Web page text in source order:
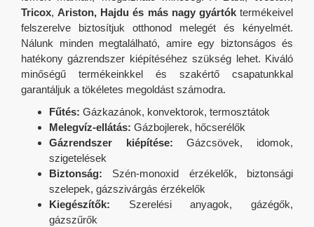
Tricox, Ariston, Hajdu és más nagy gyártóktermékeivel
felszerelve biztosítjuk otthonod melegét és kényelmét.
Nálunk minden megtalálható, amire egy biztonságos és
hatékony gázrendszer kiépítéséhez szükség lehet. Kiváló
minőségű termékeinkkel és szakértő csapatunkkal
garantáljuk a tökéletes megoldást számodra.
Fűtés: Gázkazánok, konvektorok, termosztátok
Melegvíz-ellátás: Gázbojlerek, hőcserélők
Gázrendszer kiépítése: Gázcsövek, idomok,
szigetelések
Biztonság: Szén-monoxid érzékelők, biztonsági
szelepek, gázszivárgás érzékelők
Kiegészítők: Szerelési anyagok, gázégők,
gázszűrők